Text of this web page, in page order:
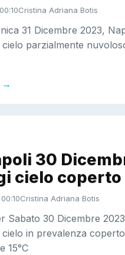
Cristina Adriana Botis
31 Dicembre 2023,
parzialmente
→
30
cielo coperto
Cristina Adriana Botis
Sabato 30 Dicembre
in prevalenza
15°C